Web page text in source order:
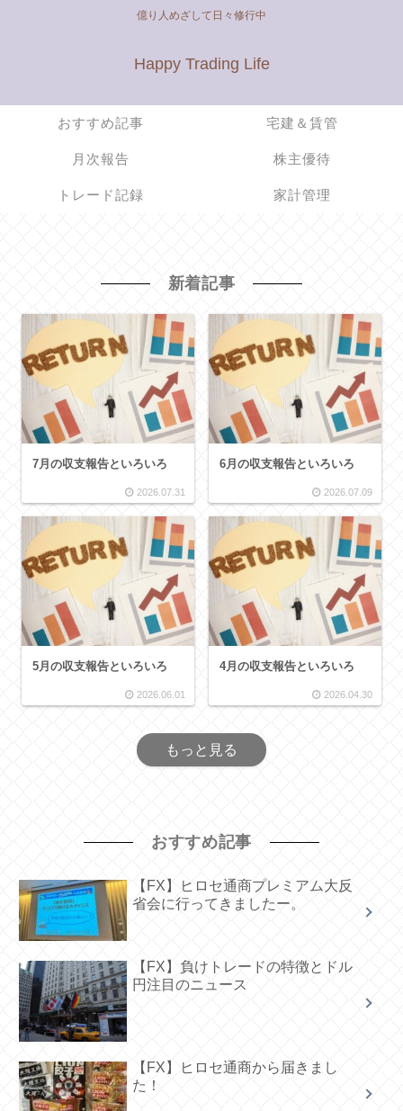
億り人めざして日々修行中
Happy Trading Life
おすすめ記事 宅建＆賃管
月次報告 株主優待
トレード記録 家計管理
新着記事
7月の収支報告といろいろ
2026.07.31
6月の収支報告といろいろ
2026.07.09
5月の収支報告といろいろ
2026.06.01
4月の収支報告といろいろ
2026.04.30
もっと見る
おすすめ記事
【FX】ヒロセ通商プレミアム大反
省会に行ってきましたー。
【FX】負けトレードの特徴とドル
円注目のニュース
【FX】ヒロセ通商から届きまし
た！